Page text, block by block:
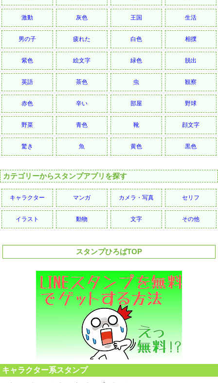
激動 灰色 王国 生活
男の子 疲れた 白色 相撲
紫色 絵文字 緑色 脱出
英語 茶色 虫 観察
赤色 辛い 部屋 野球
野菜 青色 靴 顔文字
驚き 魚 黄色 黒色
カテゴリーからスタンプアプリを探す
キャラクター マンガ カメラ・写真 セリフ
イラスト 動物 文字 その他
スタンプひろばTOP
キャラクター系スタンプ